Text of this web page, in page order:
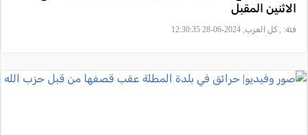
الاثنين المقبل
فئة: , كل العرب, 2024-06-28 12:30:35